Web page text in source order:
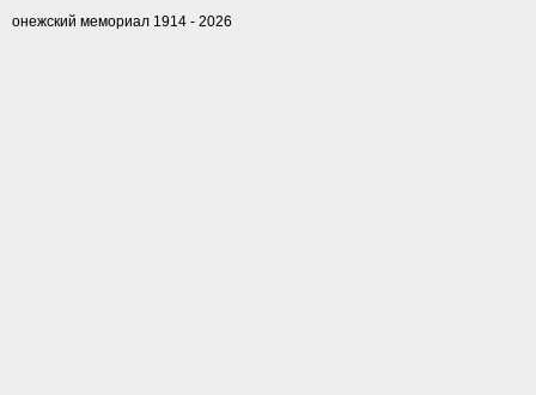
онежский мемориал 1914 - 2026